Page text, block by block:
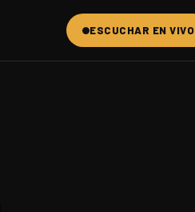
ESCUCHAR EN VIVO